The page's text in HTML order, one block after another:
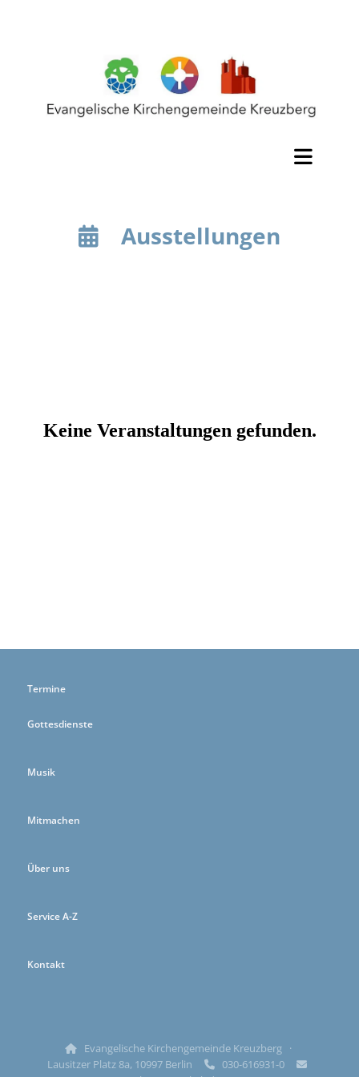
 Ausstellungen
Termine
Gottesdienste
Musik
Mitmachen
Über uns
Service A-Z
Kontakt

Evangelische Kirchengemeinde Kreuzberg ·
Lausitzer Platz 8a, 10997 Berlin
 030-616931-0 